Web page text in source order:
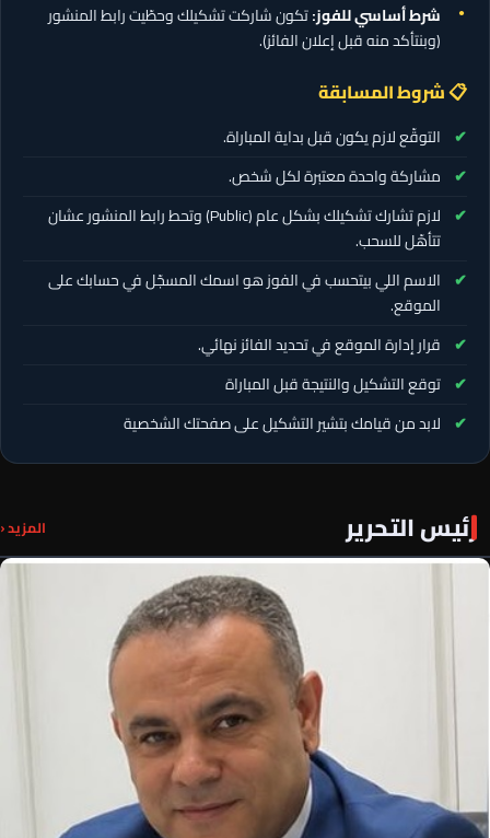
شرط أساسي للفوز:تكون شاركت تشكيلك وحطّيت رابط المنشور
(وبنتأكد منه قبل إعلان الفائز).
📋 شروط المسابقة
التوقّع لازم يكون قبل بداية المباراة.
مشاركة واحدة معتبرة لكل شخص.
لازم تشارك تشكيلك بشكل عام (Public) وتحط رابط المنشور عشان
تتأهّل للسحب.
الاسم اللي بيتحسب في الفوز هو اسمك المسجّل في حسابك على
الموقع.
قرار إدارة الموقع في تحديد الفائز نهائي.
توقع التشكيل والنتيجة قبل المباراة
لابد من قيامك بتشير التشكيل على صفحتك الشخصية
رئيس التحرير المزيد ‹